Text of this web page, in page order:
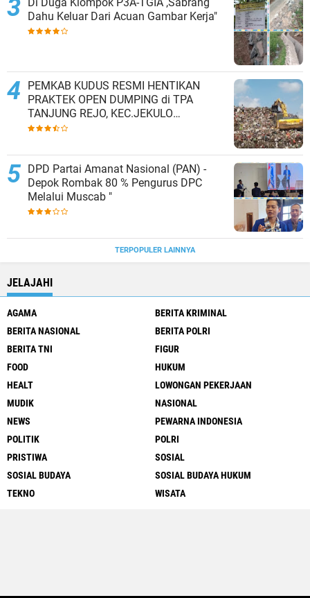
Dahu Keluar Dari Acuan Gambar Kerja"
PEMKAB KUDUS RESMI HENTIKAN
PRAKTEK OPEN DUMPING di TPA
TANJUNG REJO, KEC.JEKULO
KAB.KUDUS,BERLAKUKAN SISTEM
DPD Partai Amanat Nasional (PAN) -
Depok Rombak 80 % Pengurus DPC
Melalui Muscab "
TERPOPULER LAINNYA
JELAJAHI
AGAMA
BERITA KRIMINAL
BERITA NASIONAL
BERITA POLRI
BERITA TNI
FIGUR
FOOD
HUKUM
HEALT
LOWONGAN PEKERJAAN
MUDIK
NASIONAL
NEWS
PEWARNA INDONESIA
POLITIK
POLRI
PRISTIWA
SOSIAL
SOSIAL BUDAYA
SOSIAL BUDAYA HUKUM
TEKNO
WISATA